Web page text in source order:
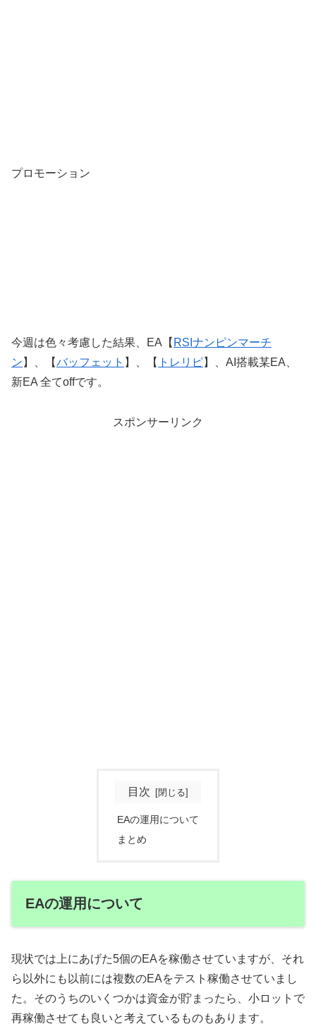
プロモーション
今週は色々考慮した結果、EA【 RSIナンピンマーチ
ン 】、【バッフェット 】、【 トレリピ】、AI搭載某EA、
新EA 全てoffです。
スポンサーリンク
目次
EAの運用について
まとめ
EAの運用について
現状では上にあげた5個のEAを稼働させていますが、それ
ら以外にも以前には複数のEAをテスト稼働させていまし
た。そのうちのいくつかは資金が貯まったら、小ロットで
再稼働させても良いと考えているものもあります。